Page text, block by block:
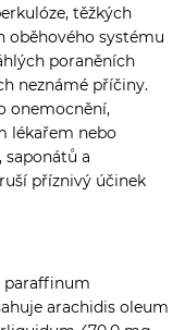
těžkých
oběhového systému
poraněních
neznámé příčiny.
onemocnění,
lékařem nebo
a
příznivý účinek
paraffinum
arachidis oleum